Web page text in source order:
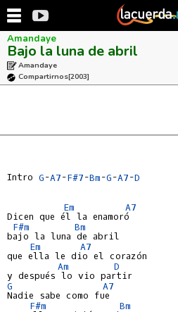
Amandaye
Bajo la luna de abril
Amandaye
Compartirnos[2003]
Intro G-A7-F#7-Bm-G-A7-D
Em
A7
Dicen que él la enamoró
F#m
Bm
bajo la luna de abril
Em
A7
que ella le dio el corazón
Am
D
G
A7
Nadie sabe como fue
F#m
Bm